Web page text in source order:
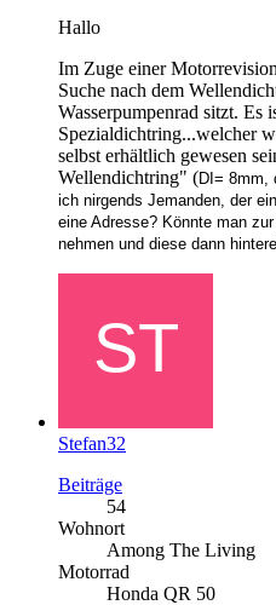
Hallo
Im Zuge einer
Suche nach dem
Wasserpumpenrad sitzt. Es
Spezialdichtring...welcher
selbst erhältlich gewesen
Wellendichtring" (DI= 8mm,
ich nirgends Jemanden, der
eine Adresse? Könnte man
nehmen und diese dann
Stefan32
Beiträge
54
Wohnort
Among The Living
Motorrad
Honda QR 50